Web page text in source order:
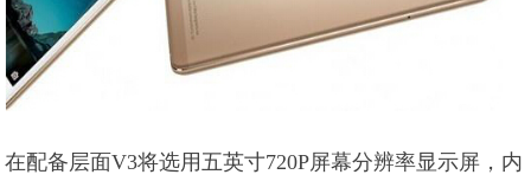
在配备层面V3将选用五英寸720P屏幕分辨率显示屏，内